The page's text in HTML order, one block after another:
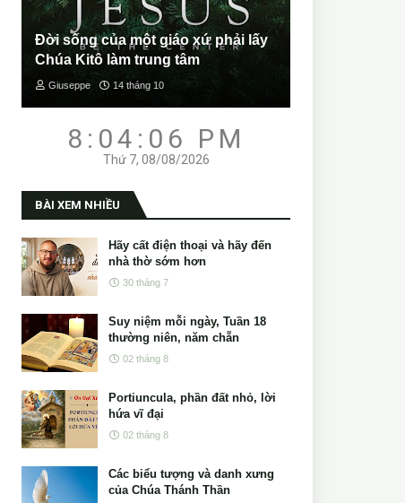
Đời sống của một giáo xứ phải lấy
Chúa Kitô làm trung tâm
Giuseppe 14 tháng 10
8:04:08 PM
Thứ 7, 08/08/2026
BÀI XEM NHIỀU
Hãy cất điện thoại và hãy đến
nhà thờ sớm hơn
30 tháng 7
Suy niệm mỗi ngày, Tuần 18
thường niên, năm chẵn
02 tháng 8
Portiuncula, phần đất nhỏ, lời
hứa vĩ đại
02 tháng 8
Các biểu tượng và danh xưng
của Chúa Thánh Thần